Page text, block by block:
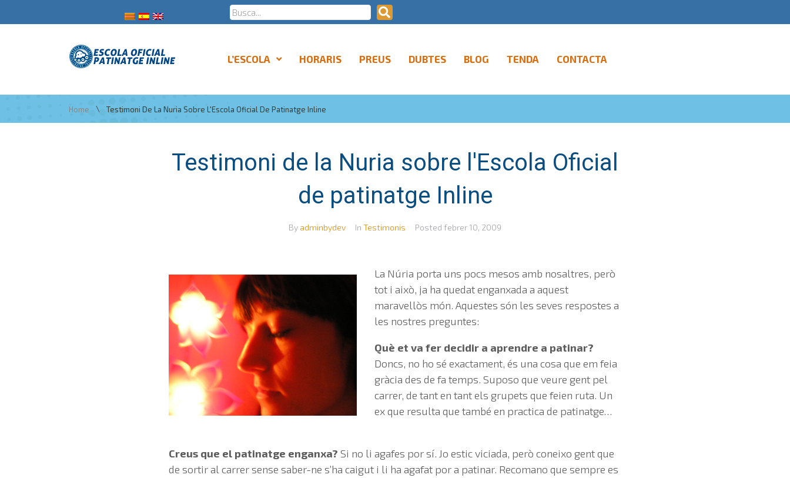
L’ESCOLA HORARIS PREUS DUBTES BLOG TENDA CONTACTA
Home \ Testimoni De La Nuria Sobre L'Escola Oficial De Patinatge Inline
Testimoni de la Nuria sobre l'Escola Oficial
de patinatge Inline
By adminbydev In Testimonis Posted febrer 10, 2009
La Núria porta uns pocs mesos amb nosaltres, però
tot i això, ja ha quedat enganxada a aquest
maravellòs món. Aquestes són les seves respostes a
les nostres preguntes:
Què et va fer decidir a aprendre a patinar?
Doncs, no ho sé exactament, és una cosa que em feia
gràcia des de fa temps. Suposo que veure gent pel
carrer, de tant en tant els grupets que feien ruta. Un
ex que resulta que també en practica de patinatge…
Creus que el patinatge enganxa? Si no li agafes por sí. Jo estic viciada, però coneixo gent que
de sortir al carrer sense saber-ne s’ha caigut i li ha agafat por a patinar. Recomano que sempre es